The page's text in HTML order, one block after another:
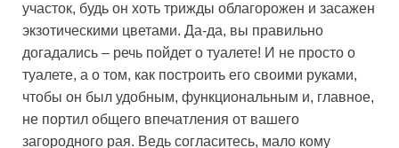
участок, будь он хоть трижды облагорожен и засажен
экзотическими цветами. Да-да, вы правильно
догадались – речь пойдет о туалете! И не просто о
туалете, а о том, как построить его своими руками,
чтобы он был удобным, функциональным и, главное,
не портил общего впечатления от вашего
загородного рая. Ведь согласитесь, мало кому